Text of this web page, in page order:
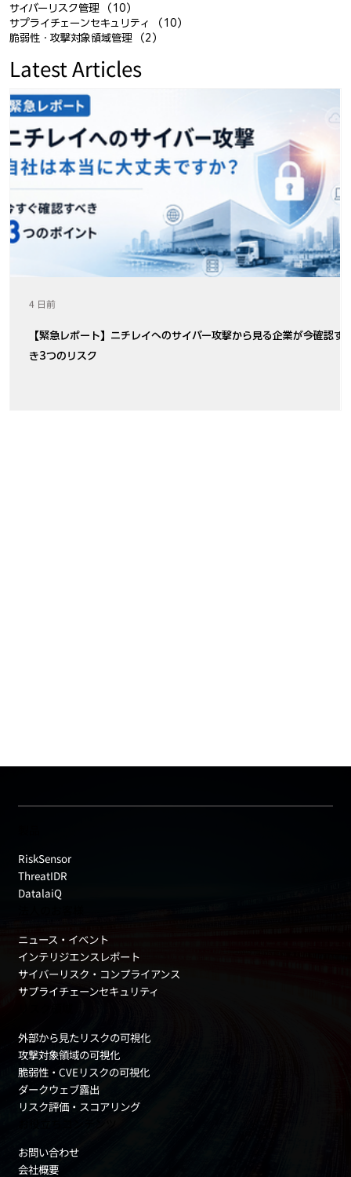
サイバーリスク管理
（10）
サプライチェーンセキュリティ
（10）
脆弱性・攻撃対象領域管理
（2）
Latest Articles
【緊急レポート】ニチレイへのサイバー攻撃から見る企業が今確認す
き3つのリスク
4 日前
RiskSensor
ThreatIDR
DatalaiQ
外部から見たリスクの可視化
攻撃対象領域の可視化
脆弱性・CVEリスクの可視化
ダークウェブ露出
リスク評価・スコアリング
ニュース・イベント
インテリジエンスレポート
サイバーリスク・コンプライアンス
サプライチェーンセキュリティ
お問い合わせ
会社概要